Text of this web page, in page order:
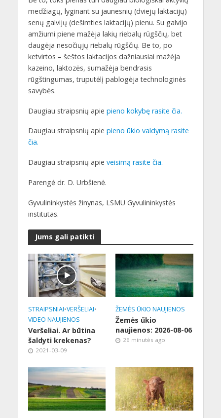
medžiagų, lyginant su jaunesnių (dviejų laktacijų)
senų galvijų (dešimties laktacijų) pienu. Su galvijo
amžiumi piene mažėja lakių riebalų rūgščių, bet
daugėja nesočiųjų riebalų rūgščių. Be to, po
ketvirtos – šeštos laktacijos dažniausiai mažėja
kazeino, laktozės, sumažėja bendrasis
rūgštingumas, truputėlį pablogėja technologinės
savybės.
Daugiau straipsnių apie pieno kokybę rasite čia.
Daugiau straipsnių apie pieno ūkio valdymą rasite
čia.
Daugiau straipsnių apie veisimą rasite čia.
Parengė dr. D. Urbšienė.
Gyvulininkystės žinynas, LSMU Gyvulininkystės
institutas.
Jums gali patikti
STRAIPSNIAI•VERŠELIAI•
VIDEO NAUJIENOS
Veršeliai. Ar būtina
šaldyti krekenas?
2021-03-09
ŽEMĖS ŪKIO NAUJIENOS
Žemės ūkio
naujienos: 2026-08-06
26 minutės ago